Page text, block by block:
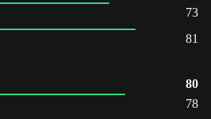
73
81
80
78